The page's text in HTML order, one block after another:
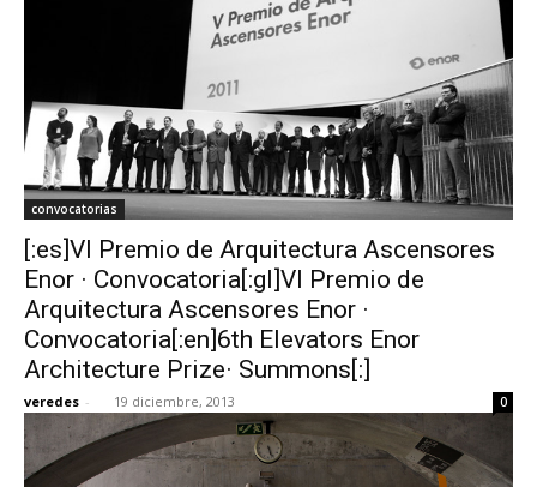
convocatorias
[:es]VI Premio de Arquitectura Ascensores
Enor · Convocatoria[:gl]VI Premio de
Arquitectura Ascensores Enor ·
Convocatoria[:en]6th Elevators Enor
Architecture Prize· Summons[:]
veredes - 19 diciembre, 2013 0